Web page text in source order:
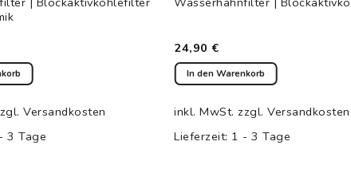
Versandkosten
3 Tage
24,90€
In den Warenkorb
inkl. MwSt. zzgl.Versandkosten
Lieferzeit: 1 - 3 Tage